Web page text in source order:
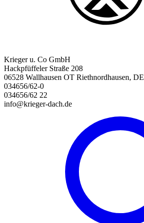
Krieger u. Co GmbH
Hackpfüffeler Straße 208
06528 Wallhausen OT Riethnordhausen, DE
034656/62-0
034656/62 22
info@krieger-dach.de